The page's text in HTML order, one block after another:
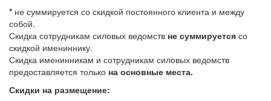
* не суммируется со скидкой постоянного клиента и между
собой.
Скидка сотрудникам силовых ведомств не суммируется со
скидкой имениннику.
Скидка именинникам и сотрудникам силовых ведомств
предоставляется только на основные места.
Скидки на размещение: